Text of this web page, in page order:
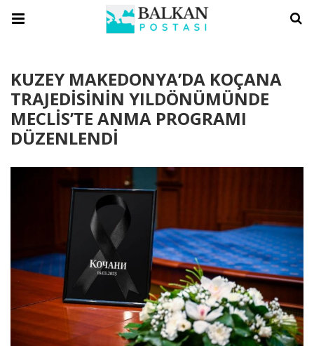
KUZEY MAKEDONYA’DA KOÇANA
TRAJEDİSİNİN YILDÖNÜMÜNDE
MECLİS’TE ANMA PROGRAMI
DÜZENLENDİ